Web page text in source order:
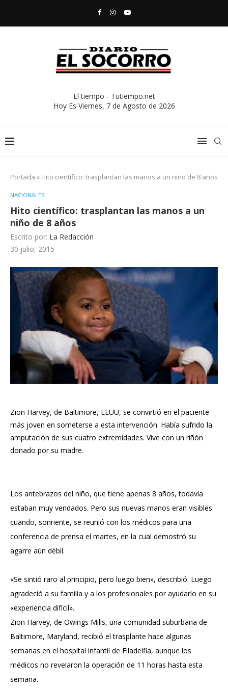
El tiempo - Tutiempo.net
Hoy Es Viernes, 7 de Agosto de 2026
Portada » Hito científico: trasplantan las manos a un niño de 8 años
NACIONALES
Hito científico: trasplantan las manos a un
niño de 8 años
Escrito por: La Redacción
30 julio, 2015
Zion Harvey, de Baltimore, EEUU, se convirtió en el paciente
más joven en someterse a esta intervención. Había sufrido la
amputación de sus cuatro extremidades. Vive con un riñón
donado por su madre.
Los antebrazos del niño, que tiene apenas 8 años, todavía
estaban muy vendados. Pero sus nuevas manos eran visibles
cuando, sonriente, se reunió con los médicos para una
conferencia de prensa el martes, en la cual demostró su
agarre aún débil.
«Se sintió raro al principio, pero luego bien», describió. Luego
agradeció a su familia y a los profesionales por ayudarlo en su
«experiencia difícil».
Zion Harvey, de Owings Mills, una comunidad suburbana de
Baltimore, Maryland, recibió el trasplante hace algunas
semanas en el hospital infantil de Filadelfia, aunque los
médicos no revelaron la operación de 11 horas hasta esta
semana.